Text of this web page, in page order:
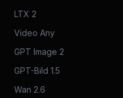
LTX 2
Video Any
GPT Image 2
GPT-Bild 1.5
Wan 2.6